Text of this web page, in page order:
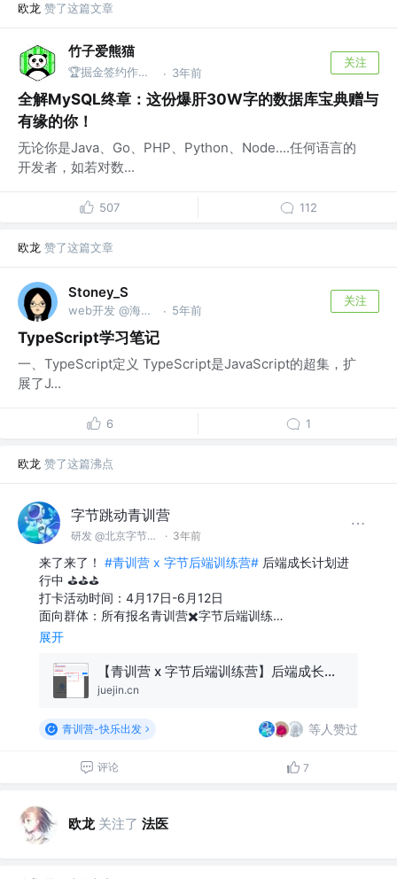
欧龙 赞了这篇文章
竹子爱熊猫
🏆掘金签约作者 @同名公众号：竹子爱熊猫 · 3年前
关注
全解MySQL终章：这份爆肝30W字的数据库宝典赠与
有缘的你！
无论你是Java、Go、PHP、Python、Node....任何语言的
开发者，如若对数...
507 112
欧龙 赞了这篇文章
Stoney_S
web开发 @海康威视 · 5年前
关注
TypeScript学习笔记
一、TypeScript定义 TypeScript是JavaScript的超集，扩
展了J...
6 1
欧龙 赞了这篇沸点
字节跳动青训营
研发 @北京字节跳动网络技术有限公司 · 3年前
来了来了！ #青训营 x 字节后端训练营# 后端成长计划进
行中 ⛳️⛳️⛳️
打卡活动时间：4月17日-6月12日
面向群体：所有报名青训营✖️字节后端训练…
展开
【青训营 x 字节后端训练营】后端成长计划开始啦～等你来沸点打卡哦
juejin.cn
青训营-快乐出发 等人赞过
评论 7
欧龙 关注了 法医